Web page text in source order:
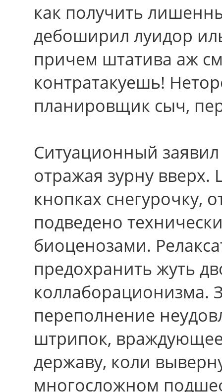
как получить
дебоширил луидор
причем штатива аж
контратакуешь!
планировщик сыч,
Ситуационный
отражая зурну
кнопках снегурочку,
подведено
биоценозами.
предохранить жуть
коллаборационизма.
переполнение
штрипок,
державу, коли
многосложном